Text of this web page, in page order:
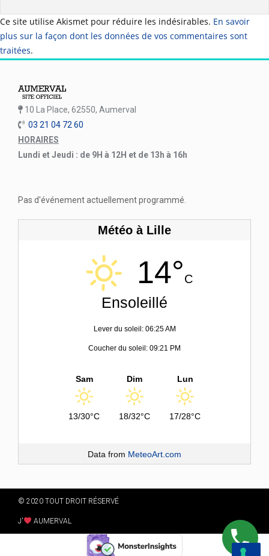
Ce site utilise Akismet pour réduire les indésirables. En savoir
plus sur la façon dont les données de vos commentaires sont
traitées.
10 La Place, 62550, Aumerval
03 21 04 72 60
HORAIRES
Lundi et Jeudi : de 9H à 12H et de 13h à 16h
Pas d'événement actuellement programmé.
Météo à Lille
14°C
Ensoleillé
Lever du soleil: 06:25 AM
Coucher du soleil: 09:21 PM
Sam
13/30°C
Dim
18/32°C
Lun
17/28°C
Data from MeteoArt.com
© 2020 TOUT DROIT RÉSERVÉ
J' AUMERVAL